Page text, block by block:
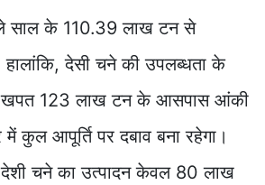
साल के 110.39 लाख टन से
देसी चने की उपलब्धता के
123 लाख टन के आसपास आंकी
कुल आपूर्ति पर दबाव बना रहेगा।
देशी चने का उत्पादन केवल 80 लाख